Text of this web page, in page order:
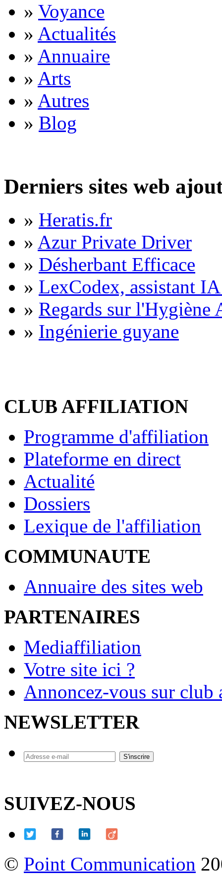
» Voyance
» Actualités
» Annuaire
» Arts
» Autres
» Blog
Derniers sites web
» Heratis.fr
» Azur Private Driver
» Désherbant Efficace
» LexCodex, assistant
» Regards sur l'Hygiène
» Ingénierie guyane
CLUB AFFILIATION
Programme d'affiliation
Plateforme en direct
Actualité
Dossiers
Lexique de l'affiliation
COMMUNAUTE
Annuaire des sites web
PARTENAIRES
Mediaffiliation
Votre site ici ?
Annoncez-vous sur
NEWSLETTER
SUIVEZ-NOUS
© Point Communication